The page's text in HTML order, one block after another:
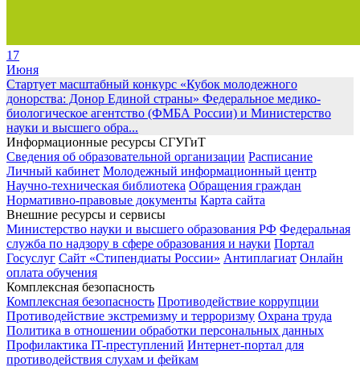
17
Июня
Стартует масштабный конкурс «Кубок молодежного
донорства: Донор Единой страны» Федеральное медико-
биологическое агентство (ФМБА России) и Министерство
науки и высшего обра...
Информационные ресурсы СГУГиТ
Сведения об образовательной организации Расписание
Личный кабинет Молодежный информационный центр
Научно-техническая библиотека Обращения граждан
Нормативно-правовые документы Карта сайта
Внешние ресурсы и сервисы
Министерство науки и высшего образования РФ Федеральная
служба по надзору в сфере образования и науки Портал
Госуслуг Сайт «Стипендиаты России» Антиплагиат Онлайн
оплата обучения
Комплексная безопасность
Комплексная безопасность Противодействие коррупции
Противодействие экстремизму и терроризму Охрана труда
Политика в отношении обработки персональных данных
Профилактика IT-преступлений Интернет-портал для
противодействия слухам и фейкам